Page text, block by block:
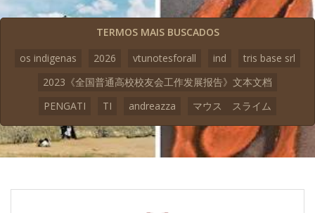
TERMOS MAIS BUSCADOS
os indigenas
2026 vtunotesforall ind
tris base srl
2023《全国普通高校校友会工作发展报告》文本文档
PENGATI
TI andreazza マウス スライム